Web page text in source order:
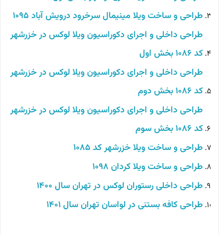
طراحی و ساخت ویلا مینیمال سرخرود درویش آباد 1095
طراحی داخلی و اجرای دکوراسیون ویلا لوکس در خزرشهر
کد 1086 بخش اول
طراحی داخلی و اجرای دکوراسیون ویلا لوکس در خزرشهر
کد 1086 بخش دوم
طراحی داخلی و اجرای دکوراسیون ویلا لوکس در خزرشهر
کد 1086 بخش سوم
طراحی و ساخت ویلا خزرشهر کد 1085
طراحی و ساخت ویلا کردان 1098
طراحی داخلی رستوران لوکس در تهران سال 1400
طراحی کافه بستنی در لواسان تهران سال 1401